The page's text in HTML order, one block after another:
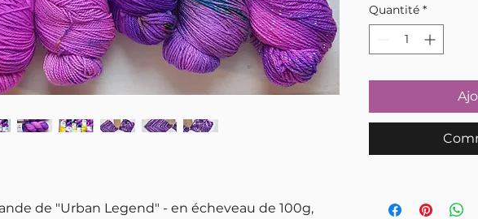
de "Urban Legend" - en écheveau de 100g,
Quantité *